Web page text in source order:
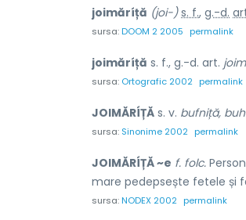
joimăríță (joi-) s. f., g.-d.
sursa:DOOM 2 2005 permalink
joimăríță s. f., g.-d. art.
sursa: Ortografic 2002 permalink
JOIMĂRÍȚĂ s. v. bufniță,
sursa: Sinonime 2002 permalink
JOIMĂRÍȚĂ ~e f. folc.
mare pedepsește fetele și
sursa:NODEX 2002 permalink